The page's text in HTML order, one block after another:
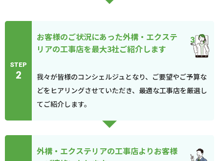
STEP
2
お客様のご状況にあった外構・エクステ
リアの工事店を最大3社ご紹介します
我々が皆様のコンシェルジュとなり、ご要望やご予算な
どをヒアリングさせていただき、最適な工事店を厳選し
てご紹介します。
外構・エクステリアの工事店よりお客様